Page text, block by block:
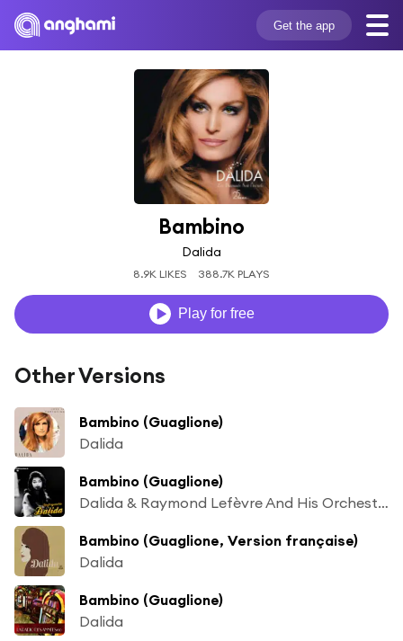
Get the app
Bambino
Dalida
8.9K LIKES 388.7K PLAYS
Play for free
Other Versions
Bambino (Guaglione)
Dalida
Bambino (Guaglione)
Dalida & Raymond Lefèvre And His Orchestra
Bambino (Guaglione, Version française)
Dalida
Bambino (Guaglione)
Dalida